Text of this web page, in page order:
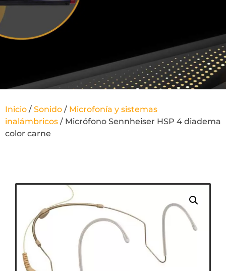
Inicio / Sonido / Microfonía y sistemas
inalámbricos / Micrófono Sennheiser HSP 4 diadema
color carne